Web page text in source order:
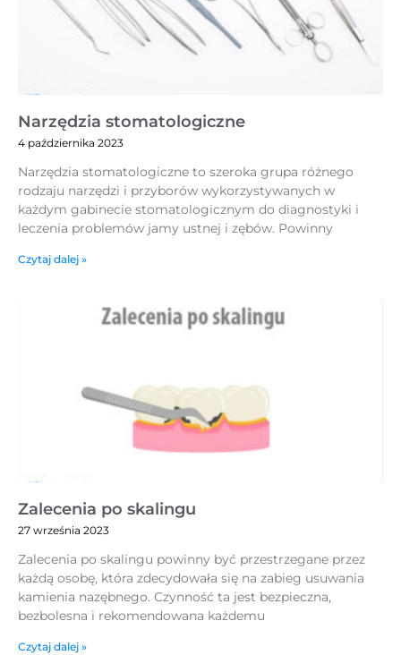
Narzędzia stomatologiczne
4 października 2023
Narzędzia stomatologiczne to szeroka grupa różnego
rodzaju narzędzi i przyborów wykorzystywanych w
każdym gabinecie stomatologicznym do diagnostyki i
leczenia problemów jamy ustnej i zębów. Powinny
Czytaj dalej »
Zalecenia po skalingu
27 września 2023
Zalecenia po skalingu powinny być przestrzegane przez
każdą osobę, która zdecydowała się na zabieg usuwania
kamienia nazębnego. Czynność ta jest bezpieczna,
bezbolesna i rekomendowana każdemu
Czytaj dalej »